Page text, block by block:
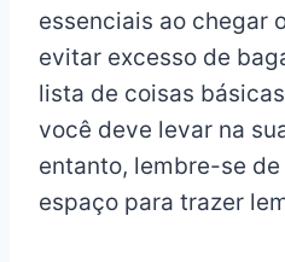
essenciais ao chegar
evitar excesso de
lista de coisas
você deve levar na
entanto, lembre-se
espaço para trazer